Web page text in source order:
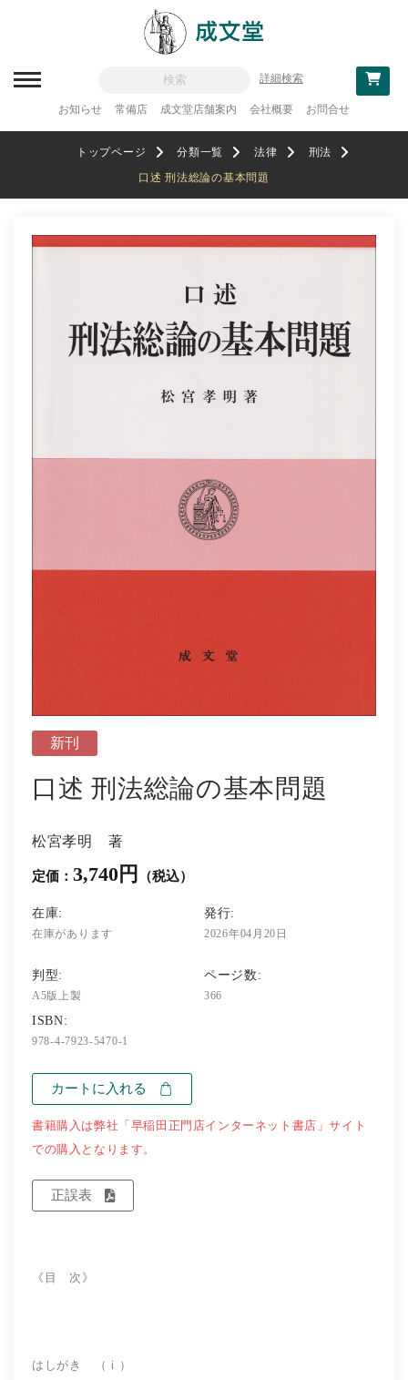
教育学ほか
教科書採用
お知らせ 常備店 成文堂店舗案内 会社概要 お問合せ
詳細検索
トップページ 分類一覧 法律
刑法
口述 刑法総論の基本問題
新刊
口述 刑法総論の基本問題
松宮孝明 著
定価： 3,740円 （税込）
在庫:
在庫があります
発行:
2026年04月20日
判型:
A5版上製
ページ数:
366
ISBN:
978-4-7923-5470-1
カートに入れる
書籍購入は弊社「早稲田正門店インターネット書店」サイト
での購入となります。
正誤表
《目 次》
はしがき （ⅰ）